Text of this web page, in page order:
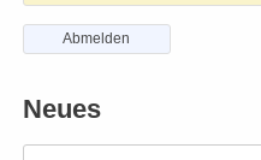
Abmelden
Neues